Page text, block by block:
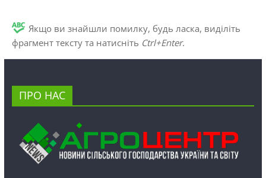
Якщо ви знайшли помилку, будь ласка, виділіть
фрагмент тексту та натисніть Ctrl+Enter.
ПРО НАС